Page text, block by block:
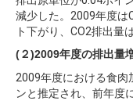
減少した。2009年度は
ト下がり、CO2排出量
(２)2009年度の排出量
2009年度における食肉
ンと推定され、前年度